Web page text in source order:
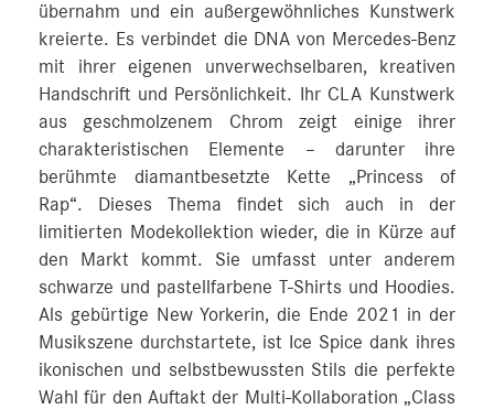
übernahm und ein außergewöhnliches Kunstwerk
kreierte. Es verbindet die DNA von Mercedes-Benz
mit ihrer eigenen unverwechselbaren, kreativen
Handschrift und Persönlichkeit. Ihr CLA Kunstwerk
aus geschmolzenem Chrom zeigt einige ihrer
charakteristischen Elemente – darunter ihre
berühmte diamantbesetzte Kette „Princess of
Rap“. Dieses Thema findet sich auch in der
limitierten Modekollektion wieder, die in Kürze auf
den Markt kommt. Sie umfasst unter anderem
schwarze und pastellfarbene T-Shirts und Hoodies.
Als gebürtige New Yorkerin, die Ende 2021 in der
Musikszene durchstartete, ist Ice Spice dank ihres
ikonischen und selbstbewussten Stils die perfekte
Wahl für den Auftakt der Multi-Kollaboration „Class